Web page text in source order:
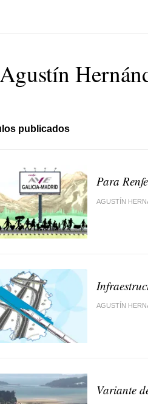
Agustín
publicados
Para
AGUSTÍN
AGUSTÍN
Variante